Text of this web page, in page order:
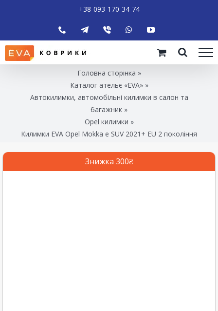
+38-093-170-34-74
Головна сторінка »
Каталог ательє «EVA»»
Автокилимки, автомобільні килимки в салон та
багажник »
Opel килимки »
Килимки EVA Opel Mokka e SUV 2021+ EU 2 покоління
Знижка 300₴